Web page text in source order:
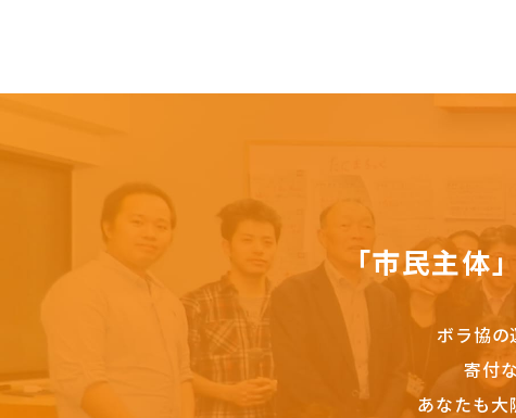
「市民主体
ボラ協の
寄付
あなたも大